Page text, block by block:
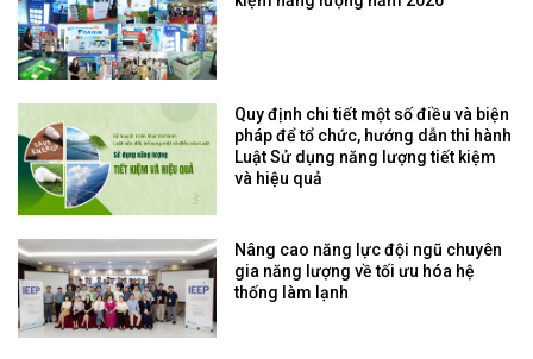
Quy định chi tiết một số điều và biện
pháp để tổ chức, hướng dẫn thi hành
Luật Sử dụng năng lượng tiết kiệm
và hiệu quả
Nâng cao năng lực đội ngũ chuyên
gia năng lượng về tối ưu hóa hệ
thống làm lạnh